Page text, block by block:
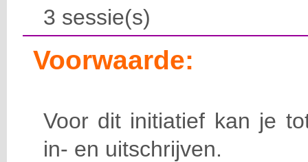
3 sessie(s)
Voorwaarde:
Voor dit initiatief kan je
in- en uitschrijven.